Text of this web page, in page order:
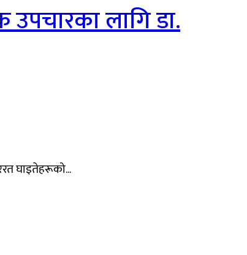
लागि डा.
घाइतेहरूको...